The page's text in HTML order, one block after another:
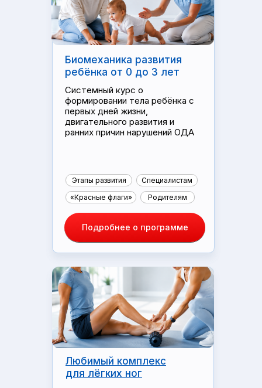
Системный курс о
формировании тела ребёнка с
первых дней жизни,
двигательного развития и
ранних причин нарушений ОДА
Биомеханика развития
ребёнка от 0 до 3 лет
Подробнее о программе
Специалистам
Родителям
Этапы развития
«Красные флаги»
Любимый комплекс
для лёгких ног